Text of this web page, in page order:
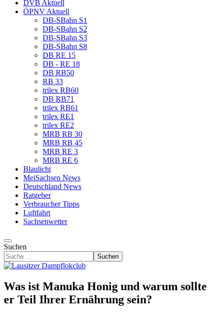
DVB Aktuell
ÖPNV Aktuell
DB-SBahn S1
DB-SBahn S2
DB-SBahn S3
DB-SBahn S8
DB RE 15
DB - RE 18
DB RB50
RB 33
trilex RB60
DB RB71
trilex RB61
trilex RE1
trilex RE2
MRB RB 30
MRB RB 45
MRB RE 3
MRB RE 6
Blaulicht
MeiSachsen News
Deutschland News
Ratgeber
Verbraucher Tipps
Luftfahrt
Sachsenwetter
Suchen
Suchen
Was ist Manuka Honig und warum sollte
er Teil Ihrer Ernährung sein?